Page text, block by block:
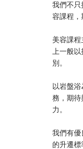
我們不只
容課程，
美容課
上一般
別。
以岩盤
務，期待
力。
我們有優
的升遷